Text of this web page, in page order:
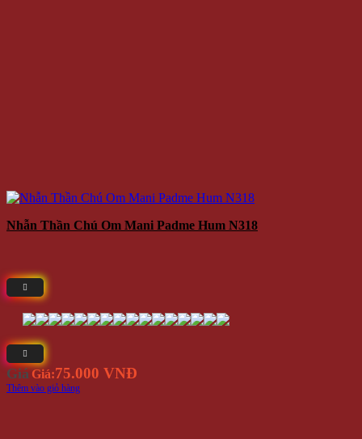
Nhẫn Thần Chú Om Mani Padme Hum N318
Giá Giá:75.000 VNĐ
Thêm vào giỏ hàng